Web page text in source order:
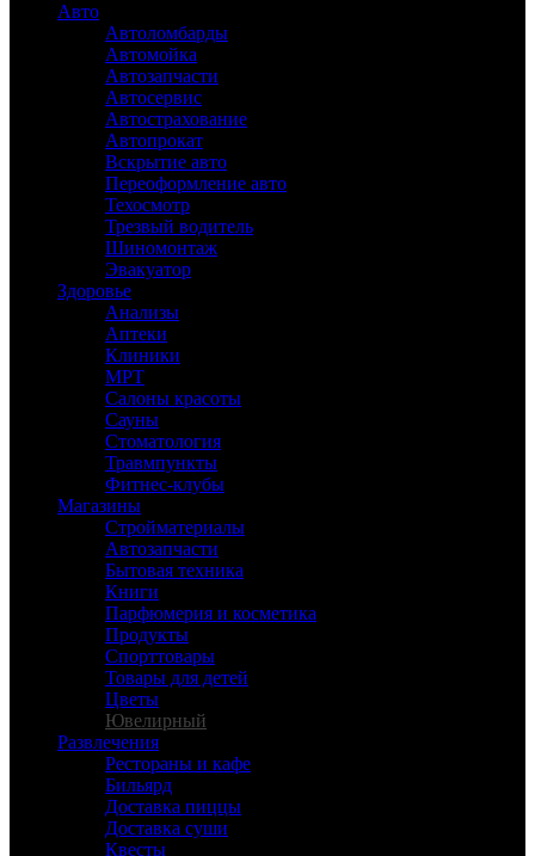
Авто
Автоломбарды
Автомойка
Автозапчасти
Автосервис
Автострахование
Автопрокат
Вскрытие авто
Переоформление авто
Техосмотр
Трезвый водитель
Шиномонтаж
Эвакуатор
Здоровье
Анализы
Аптеки
Клиники
МРТ
Салоны красоты
Сауны
Стоматология
Травмпункты
Фитнес-клубы
Магазины
Стройматериалы
Автозапчасти
Бытовая техника
Книги
Парфюмерия и косметика
Продукты
Спорттовары
Товары для детей
Цветы
Ювелирный
Развлечения
Рестораны и кафе
Бильярд
Доставка пиццы
Доставка суши
Квесты